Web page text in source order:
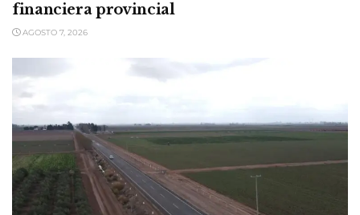
financiera provincial
AGOSTO 7, 2026